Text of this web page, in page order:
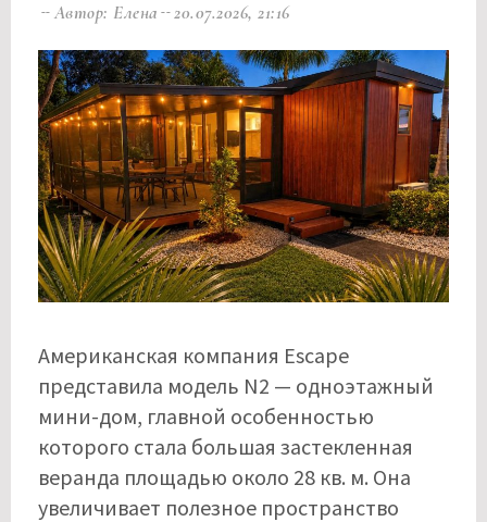
Автор: Елена 20.07.2026, 21:16
Американская компания Escape
представила модель N2 — одноэтажный
мини-дом, главной особенностью
которого стала большая застекленная
веранда площадью около 28 кв. м. Она
увеличивает полезное пространство